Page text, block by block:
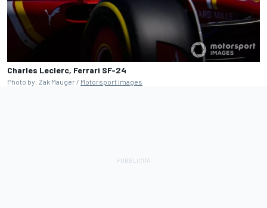
Charles Leclerc, Ferrari SF-24
Photo by: Zak Mauger / Motorsport Images